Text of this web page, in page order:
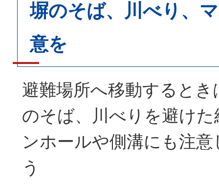
塀のそば、川べり、
意を
避難場所へ移動するとき
のそば、川べりを避け
ンホールや側溝にも注
う